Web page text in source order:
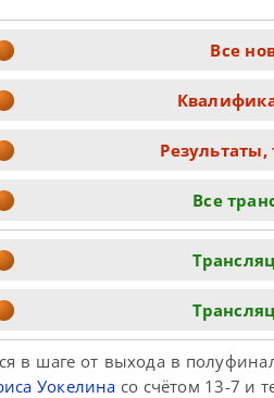
Все
Все
в шаге от выхода в
Уокелина со счётом 13-7 и